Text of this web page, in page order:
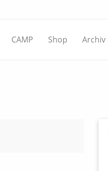
CAMP Shop Archiv